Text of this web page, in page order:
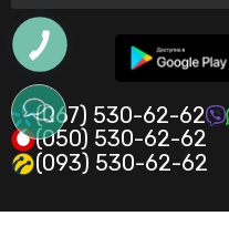
(067) 530-62-62
(050) 530-62-62
(093) 530-62-62